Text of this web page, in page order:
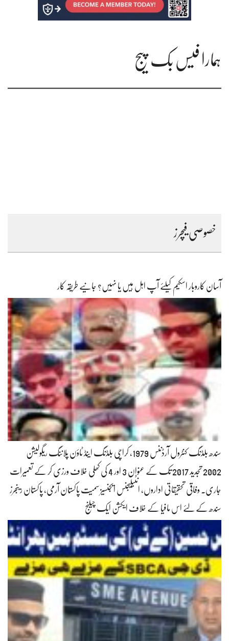
ہمارا فیس بک پیج
خصوصی فیچرز
آسان کاروبار اسکیم کیلئے آپ اہل ہیں یا نہیں؟ جانیے طریقہ کار
سندھ بلڈنگ کنٹرول آرڈننس 1979، کراچی بلڈنگ اینڈ ٹاؤن پلاننگ ریگولیشن
2002 تجدید 2017 تک کے عنوان 3 اور 4 کی کھلی خلاف ورزی کر کے تعمیرات
جاری۔ وفاقی تحقیقاتی اداروں، انٹیلیجنس ایجنسیز سمیت پاکستان آرمی، پاکستان رینجرز
سندھ کے لئے اس مافیا کے خلاف ایکشن ایک چیلنج